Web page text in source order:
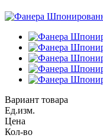
Вариант товара
Ед.изм.
Цена
Кол-во